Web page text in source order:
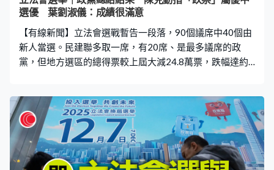
選優 葉劉淑儀：成績很滿意
【有線新聞】立法會選戰暫告一段落，90個議席中40個由
新人當選。民建聯多取一席，有20席、是最多議席的政
黨，但地方選區的總得票較上屆大減24.8萬票，跌幅達約
住，不過總得票只有43.2萬，比上次立法會、區議會選舉
都大幅減少，得票率亦只有約三成三，比四年前下跌超過
17個百分點。陳克勤：「我翻查過資料，其他5位競選連
任的直選議員，他們得票也有所下跌，這正正說明市民有
更多不同選擇，真的可以去選、優中選優，所以整體票